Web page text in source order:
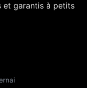
et garantis à petits